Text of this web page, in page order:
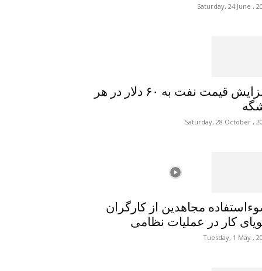
Saturday, 24 June ,
افزایش قیمت نفت به ۶۰ دلار در هر
Saturday, 28 October ,
مجاهدین از کارگران
کار در عملیات نظامی
Tuesday, 1 May ,